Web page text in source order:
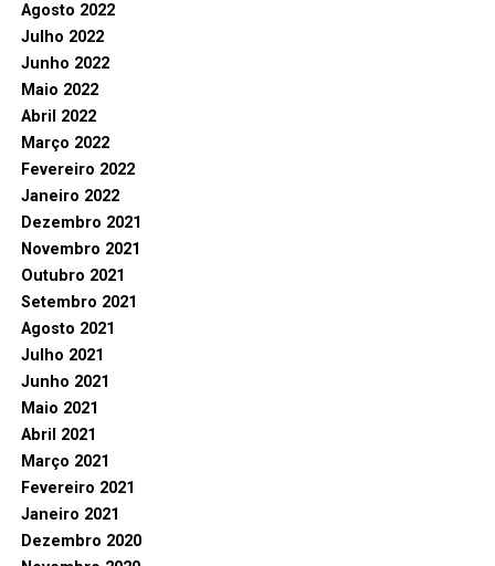
Agosto 2022
Julho 2022
Junho 2022
Maio 2022
Abril 2022
Março 2022
Fevereiro 2022
Janeiro 2022
Dezembro 2021
Novembro 2021
Outubro 2021
Setembro 2021
Agosto 2021
Julho 2021
Junho 2021
Maio 2021
Abril 2021
Março 2021
Fevereiro 2021
Janeiro 2021
Dezembro 2020